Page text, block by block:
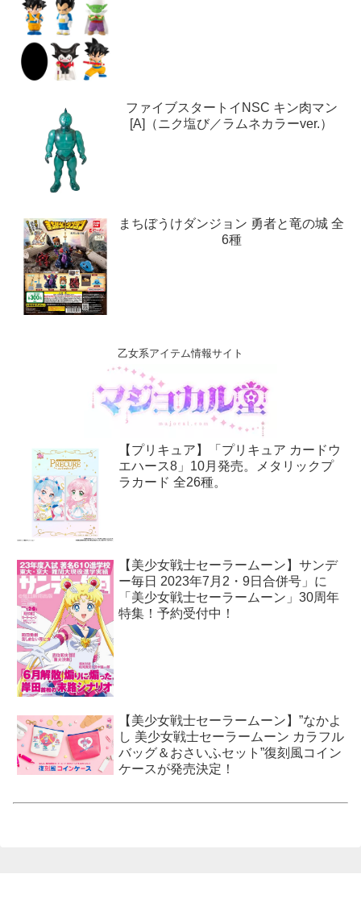
ファイブスタートイNSC キン肉マン
[A]（ニク塩び／ラムネカラーver.）
まちぼうけダンジョン 勇者と竜の城 全
6種
乙女系アイテム情報サイト
【プリキュア】「プリキュア カードウ
エハース8」10月発売。メタリックプ
ラカード 全26種。
【美少女戦士セーラームーン】サンデ
ー毎日 2023年7月2・9日合併号」に
「美少女戦士セーラームーン」30周年
特集！予約受付中！
【美少女戦士セーラームーン】”なかよ
し 美少女戦士セーラームーン カラフル
バッグ＆おさいふセット”復刻風コイン
ケースが発売決定！